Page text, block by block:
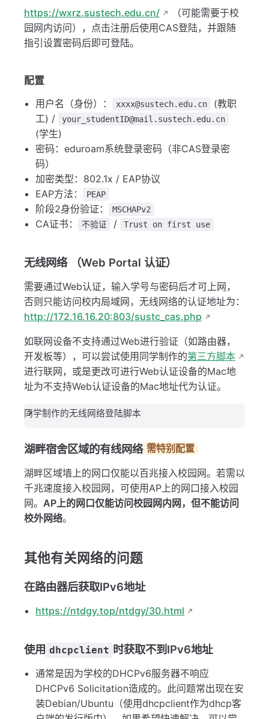
https://wxrz.sustech.edu.cn/
（可能需要于校
园网内访问），点击注册后使用CAS登陆，并跟随
指引设置密码后即可登陆。
配置
用户名（身份）：
xxxx@sustech.edu.cn
(教职
工) /
your_studentID@mail.sustech.edu.cn
(学生)
密码：eduroam系统登录密码（非CAS登录密
码）
加密类型：802.1x / EAP协议
EAP方法：
PEAP
阶段2身份验证： MSCHAPv2
CA证书： 不验证 / Trust on first use
无线网络 （Web Portal 认证）
需要通过Web认证，输入学号与密码后才可上网，
否则只能访问校内局域网，无线网络的认证地址为：
http://172.16.16.20:803/sustc_cas.php
如联网设备不支持通过Web进行验证（如路由器，
开发板等），可以尝试使用同学制作的第三方脚本
进行联网，或是更改可进行Web认证设备的Mac地
址为不支持Web认证设备的Mac地址代为认证。
同学制作的无线网络登陆脚本
湖畔宿舍区域的有线网络 需特别配置
湖畔区域墙上的网口仅能以百兆接入校园网。若需以
千兆速度接入校园网，可使用AP上的网口接入校园
网。 AP上的网口仅能访问校园网内网，但不能访问
校外网络。
其他有关网络的问题
在路由器后获取IPv6地址
https://ntdgy.top/ntdgy/30.html
使用 dhcpclient 时获取不到IPv6地址
通常是因为学校的DHCPv6服务器不响应
DHCPv6 Solicitation造成的。此问题常出现在安
装Debian/Ubuntu（使用dhcpclient作为dhcp客